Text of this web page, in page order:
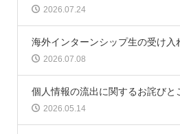
2026.07.24
海外インターンシップ生の受け入
2026.07.08
個人情報の流出に関するお詫びと
2026.05.14